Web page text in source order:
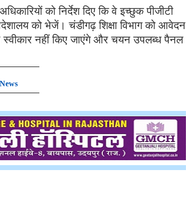
को निर्देश दिए कि वे इच्छुक पीजीटी
को भेजें। चंडीगढ़ शिक्षा विभाग को आवेदन
नहीं किए जाएंगे और चयन उपलब्ध पैनल